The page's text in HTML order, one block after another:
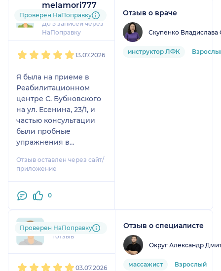
Хорошая организация
тренировок. Прошла 5
курсов лечения и один
курс массажа.
Постепенно общее
состояние улучшается,
прошли. Продолжаю
дальше лечение без
таблеток.
melamori777
12 отзывов
До 5 записей через
НаПоправку
Проверен НаПоправку
13.07.2026
Я была на приеме в
Реабилитационном
центре С. Бубновского
на ул. Есенина, 23/1, и
частью консультации
были пробные
упражнения в
Владислава Сергеевна -
тактичный инструктор.
позитивна и собрана.
Понятно объясняет и
показывает каждое
делать, как дышать, на
Отзыв оставлен через сайт/
приложение
0
Отзыв о враче
Скупенко Владислава
инструктор ЛФК
Kat
1 отзыв
Проверен НаПоправку
03.07.2026
Отзыв о специалисте
Округ Александр
массажист Взрослый